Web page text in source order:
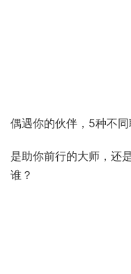
偶遇你的伙伴，5种不同
是助你前行的大师，还
谁？